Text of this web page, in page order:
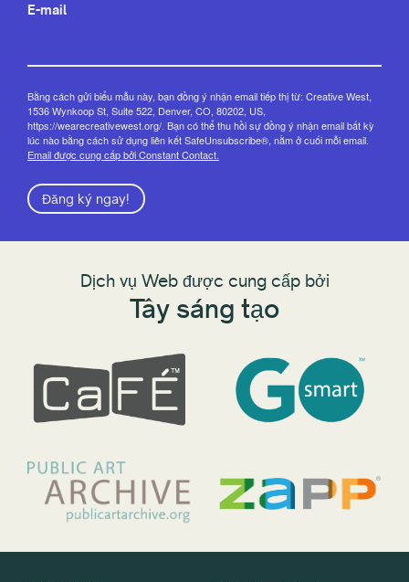
E-mail
Bằng cách gửi biểu mẫu này, bạn đồng ý nhận email tiếp thị từ: Creative West,
1536 Wynkoop St, Suite 522, Denver, CO, 80202, US,
https://wearecreativewest.org/. Bạn có thể thu hồi sự đồng ý nhận email bất kỳ
lúc nào bằng cách sử dụng liên kết SafeUnsubscribe®, nằm ở cuối mỗi email.
Email được cung cấp bởi Constant Contact.
Đăng ký ngay!
Dịch vụ Web được cung cấp bởi
Tây sáng tạo